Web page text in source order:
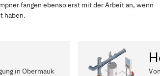
fangen ebenso erst mit der Arbeit an, wenn
haben.
in Obermauk